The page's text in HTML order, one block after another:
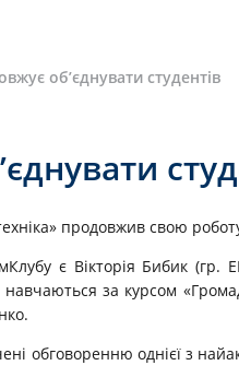
об’єднувати студентів
продовжив свою
є Вікторія Бибик (гр.
за курсом
обговоренню однієї з